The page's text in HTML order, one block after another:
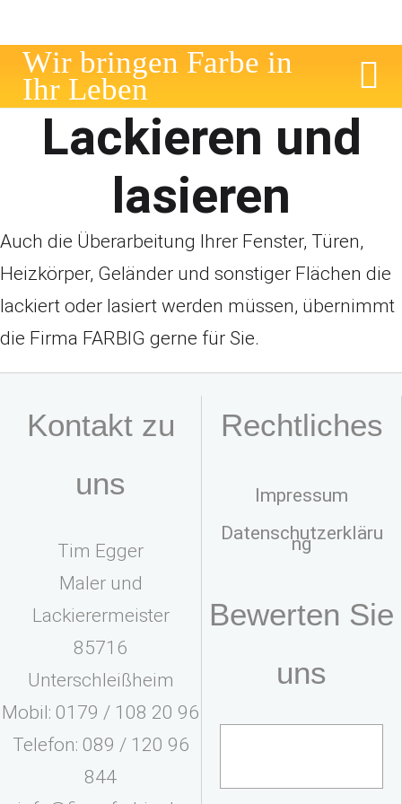
Wir bringen Farbe in
Ihr Leben
Lackieren und
lasieren
Auch die Überarbeitung Ihrer Fenster, Türen,
Heizkörper, Geländer und sonstiger Flächen die
lackiert oder lasiert werden müssen, übernimmt
die Firma FARBIG gerne für Sie.
Kontakt zu
uns
Tim Egger
Maler und
Lackierermeister
85716
Unterschleißheim
Mobil: 0179 / 108 20 96
Telefon: 089 / 120 96
844
Rechtliches
Impressum
Datenschutzerkläru
ng
Bewerten Sie
uns